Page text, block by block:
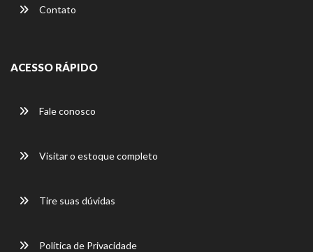
Contato
ACESSO RÁPIDO
Fale conosco
Visitar o estoque completo
Tire suas dúvidas
Política de Privacidade